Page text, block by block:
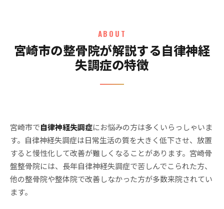
ABOUT
宮崎市の整骨院が解説する自律神経
失調症の特徴
宮崎市で自律神経失調症にお悩みの方は多くいらっしゃいま
す。自律神経失調症は日常生活の質を大きく低下させ、放置
すると慢性化して改善が難しくなることがあります。宮崎骨
盤整骨院には、長年自律神経失調症で苦しんでこられた方、
他の整骨院や整体院で改善しなかった方が多数来院されてい
ます。